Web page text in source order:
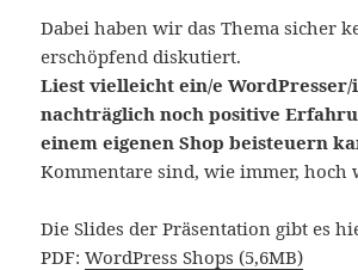
Dabei haben wir das Thema sicher
erschöpfend diskutiert.
Liest vielleicht ein/e
nachträglich noch positive
einem eigenen Shop beisteuern
Kommentare sind, wie immer,
Die Slides der Präsentation gibt es
PDF:WordPress Shops (5,6MB)